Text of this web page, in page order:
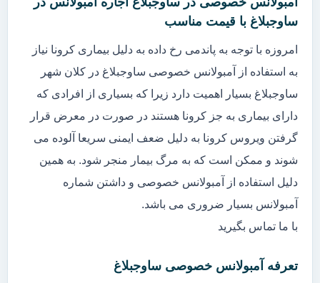
ساوجبلاغ با قیمت مناسب
امروزه با توجه به پاندمی رخ داده به دلیل بیماری کرونا نیاز
به استفاده از آمبولانس خصوصی ساوجبلاغ در کلان شهر
ساوجبلاغ بسیار اهمیت دارد زیرا که بسیاری از افرادی که
دارای بیماری به جز کرونا هستند در صورت در معرض قرار
گرفتن ویروس کرونا به دلیل ضعف ایمنی سریعا آلوده می
شوند و ممکن است که به مرگ بیمار منجر شود. به همین
دلیل استفاده از آمبولانس خصوصی و داشتن شماره
آمبولانس بسیار ضروری می باشد.
با ما تماس بگیرید
تعرفه آمبولانس خصوصی ساوجبلاغ